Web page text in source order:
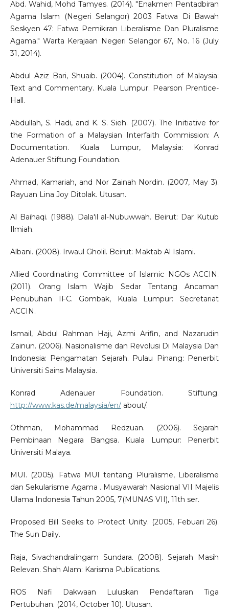
Abd. Wahid, Mohd Tamyes. (2014). "Enakmen Pentadbiran
Agama Islam (Negeri Selangor) 2003 Fatwa Di Bawah
Seskyen 47: Fatwa Pemikiran Liberalisme Dan Pluralisme
Agama." Warta Kerajaan Negeri Selangor 67, No. 16 (July
31, 2014).
Abdul Aziz Bari, Shuaib. (2004). Constitution of Malaysia:
Text and Commentary. Kuala Lumpur: Pearson Prentice-
Hall.
Abdullah, S. Hadi, and K. S. Sieh. (2007). The Initiative for
the Formation of a Malaysian Interfaith Commission: A
Documentation. Kuala Lumpur, Malaysia: Konrad
Adenauer Stiftung Foundation.
Ahmad, Kamariah, and Nor Zainah Nordin. (2007, May 3).
Rayuan Lina Joy Ditolak. Utusan.
Al Baihaqi. (1988). Dala'il al-Nubuwwah. Beirut: Dar Kutub
Ilmiah.
Albani. (2008). Irwaul Gholil. Beirut: Maktab Al Islami.
Allied Coordinating Committee of Islamic NGOs ACCIN.
(2011). Orang Islam Wajib Sedar Tentang Ancaman
Penubuhan IFC. Gombak, Kuala Lumpur: Secretariat
ACCIN.
Ismail, Abdul Rahman Haji, Azmi Arifin, and Nazarudin
Zainun. (2006). Nasionalisme dan Revolusi Di Malaysia Dan
Indonesia: Pengamatan Sejarah. Pulau Pinang: Penerbit
Universiti Sains Malaysia.
Konrad Adenauer Foundation. Stiftung.
http://www.kas.de/malaysia/en/about/.
Othman, Mohammad Redzuan. (2006). Sejarah
Pembinaan Negara Bangsa. Kuala Lumpur: Penerbit
Universiti Malaya.
MUI. (2005). Fatwa MUI tentang Pluralisme, Liberalisme
dan Sekularisme Agama . Musyawarah Nasional VII Majelis
Ulama Indonesia Tahun 2005, 7(MUNAS VII), 11th ser.
Proposed Bill Seeks to Protect Unity. (2005, Febuari 26).
The Sun Daily.
Raja, Sivachandralingam Sundara. (2008). Sejarah Masih
Relevan. Shah Alam: Karisma Publications.
ROS Nafi Dakwaan Luluskan Pendaftaran Tiga
Pertubuhan. (2014, October 10). Utusan.